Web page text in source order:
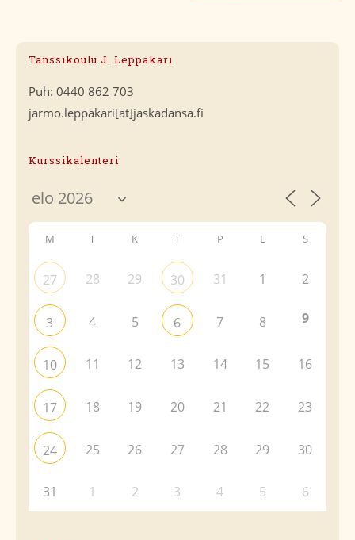
Tanssikoulu J. Leppäkari
Puh: 0440 862 703
jarmo.leppakari[at]jaskadansa.fi
Kurssikalenteri
M T K T P L S
27 28 29 30 31 1 2
3 4 5 6 7 8 9
10 11 12 13 14 15 16
17 18 19 20 21 22 23
24 25 26 27 28 29 30
31 1 2 3 4 5 6